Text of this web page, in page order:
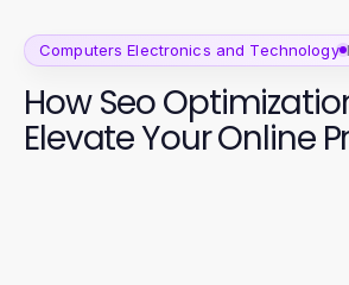
Computers Electronics and Technology
How Seo
Elevate Your Online